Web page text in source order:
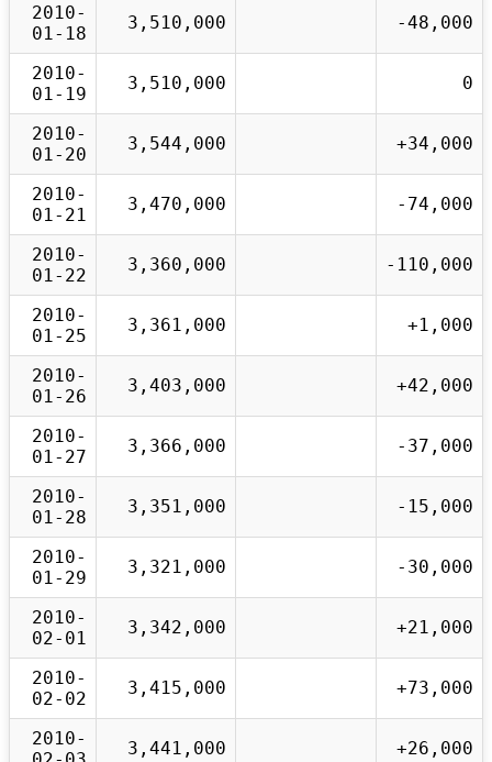
2010-
01-18
3,510,000 -48,000
2010-
01-19
3,510,000 0
2010-
01-20
3,544,000 +34,000
2010-
01-21
3,470,000 -74,000
2010-
01-22
3,360,000 -110,000
2010-
01-25
3,361,000 +1,000
2010-
01-26
3,403,000 +42,000
2010-
01-27
3,366,000 -37,000
2010-
01-28
3,351,000 -15,000
2010-
01-29
3,321,000 -30,000
2010-
02-01
3,342,000 +21,000
2010-
02-02
3,415,000 +73,000
2010-
3,441,000 +26,000